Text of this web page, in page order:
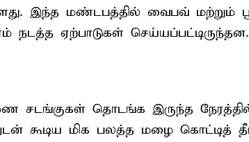
இந்த மண்டபத்தில் வைபவ் மற்றும்
நடத்த ஏற்பாடுகள் செய்யப்பட்டிருந்தன.
சடங்குகள் தொடங்க இருந்த
கூடிய மிக பலத்த மழை கொட்டித்